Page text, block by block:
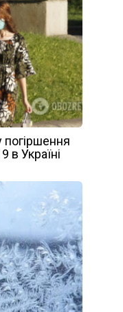
погіршення
в Україні